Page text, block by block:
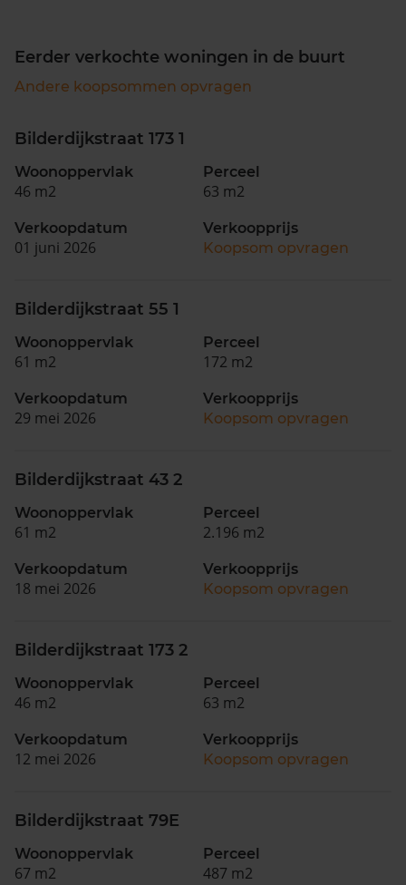
Eerder verkochte woningen in de buurt
Andere koopsommen opvragen
Bilderdijkstraat 173 1
Woonoppervlak
46 m2
Perceel
63 m2
Verkoopdatum
01 juni 2026
Verkoopprijs
Koopsom opvragen
Bilderdijkstraat 55 1
Woonoppervlak
61 m2
Perceel
172 m2
Verkoopdatum
29 mei 2026
Verkoopprijs
Koopsom opvragen
Bilderdijkstraat 43 2
Woonoppervlak
61 m2
Perceel
2.196 m2
Verkoopdatum
18 mei 2026
Verkoopprijs
Koopsom opvragen
Bilderdijkstraat 173 2
Woonoppervlak
46 m2
Perceel
63 m2
Verkoopdatum
12 mei 2026
Verkoopprijs
Koopsom opvragen
Bilderdijkstraat 79E
Woonoppervlak
67 m2
Perceel
487 m2